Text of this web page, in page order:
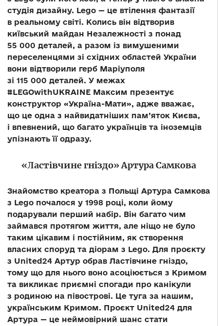
студія дизайну. Lego — це втілення фантазії
в реальному світі. Колись він відтворив
київський майдан Незалежності з понад
55 000 деталей, а разом із вимушеними
переселенцями зі східних областей України
вони відтворили герб Маріуполя
зі 115 000 деталей. У межах
#LEGOwithUKRAINE Максим презентує
конструктор «Україна-Мати», адже вважає,
що це одна з найвидатніших пам’яток Києва,
і впевнений, що багато українців та іноземців
упізнають її одразу.
«Ластівчине гніздо» Артура Самкова
Знайомство креатора з Польщі Артура Самкова
з Lego почалося у 1998 році, коли йому
подарували перший набір. Він багато чим
займався протягом життя, але ніщо не було
таким цікавим і постійним, як створення
власних споруд та діорам з Lego. Для проєкту
з United24 Артур обрав Ластівчине гніздо,
тому що для нього воно асоціюється з Кримом
та викликає приємні спогади про канікули
з родиною на півострові. Це туга за нашим,
українським Кримом. Проєкт United24 для
Артура — це неймовірний шанс стати